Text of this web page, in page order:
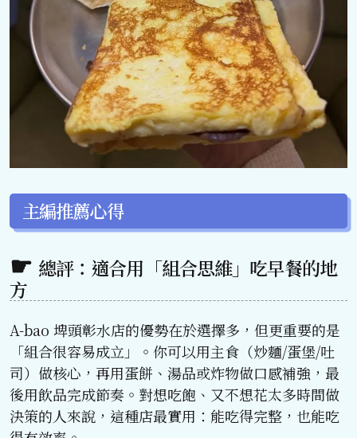
主編推薦心得
總評：適合用「組合思維」吃早餐的地
方
A-bao 埤頭彰水店的優勢在於選擇多，但更重要的是
「組合很容易成立」。你可以用主食（炒麵/蛋堡/吐
司）做核心，再用蛋餅、湯品或炸物做口感補強，最
後用飲品完成節奏。對想吃飽、又不想花太多時間做
決策的人來說，這種店最實用：能吃得完整，也能吃